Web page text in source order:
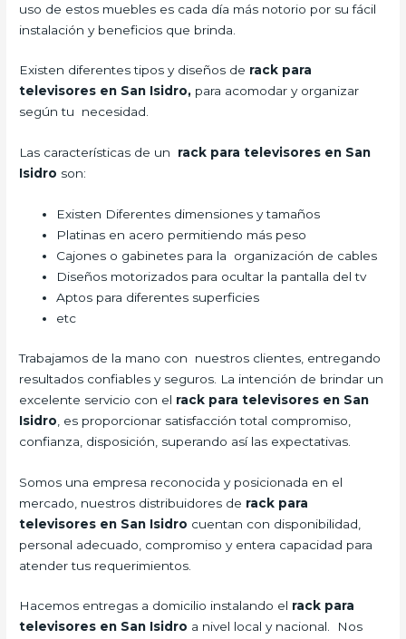
uso de estos muebles es cada día más notorio por su fácil
instalación y beneficios que brinda.
Existen diferentes tipos y diseños de rack para
televisores en San Isidro, para acomodar y organizar
según tu necesidad.
Las características de un rack para televisores en San
Isidro son:
Existen Diferentes dimensiones y tamaños
Platinas en acero permitiendo más peso
Cajones o gabinetes para la organización de cables
Diseños motorizados para ocultar la pantalla del tv
Aptos para diferentes superficies
etc
Trabajamos de la mano con nuestros clientes, entregando
resultados confiables y seguros. La intención de brindar un
excelente servicio con el rack para televisores en San
Isidro , es proporcionar satisfacción total compromiso,
confianza, disposición, superando así las expectativas.
Somos una empresa reconocida y posicionada en el
mercado, nuestros distribuidores de rack para
televisores en San Isidro cuentan con disponibilidad,
personal adecuado, compromiso y entera capacidad para
atender tus requerimientos.
Hacemos entregas a domicilio instalando el rack para
televisores en San Isidro a nivel local y nacional.
Nos